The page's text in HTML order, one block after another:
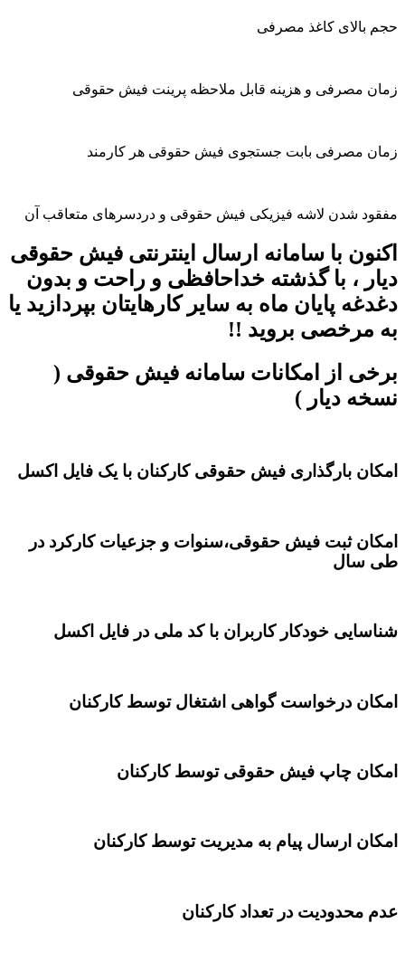
حجم بالای کاغذ مصرفی
زمان مصرفی و هزینه قابل ملاحظه پرینت فیش حقوقی
زمان مصرفی بابت جستجوی فیش حقوقی هر کارمند
مفقود شدن لاشه فیزیکی فیش حقوقی و دردسرهای متعاقب آن
اکنون با سامانه ارسال اینترنتی فیش حقوقی
دیار ، با گذشته خداحافظی و راحت و بدون
دغدغه پایان ماه به سایر کارهایتان بپردازید یا
به مرخصی بروید !!
برخی از امکانات سامانه فیش حقوقی (
نسخه دیار )
امکان بارگذاری فیش حقوقی کارکنان با یک فایل اکسل
امکان ثبت فیش حقوقی،سنوات و جزعیات کارکرد در
طی سال
شناسایی خودکار کاربران با کد ملی در فایل اکسل
امکان درخواست گواهی اشتغال توسط کارکنان
امکان چاپ فیش حقوقی توسط کارکنان
امکان ارسال پیام به مدیریت توسط کارکنان
عدم محدودیت در تعداد کارکنان